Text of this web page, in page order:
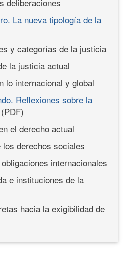
La nueva tipología de la
y categorías de la justicia
la justicia actual
lo internacional y global
Reflexiones sobre la
(PDF)
el derecho actual
derechos sociales
internacionales
e instituciones de la
hacia la exigibilidad de